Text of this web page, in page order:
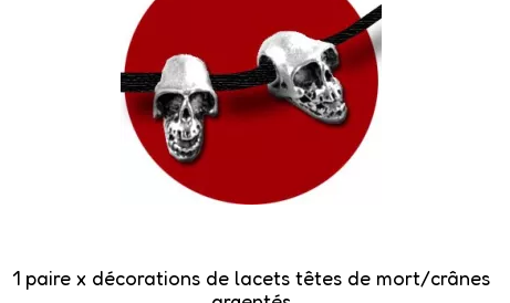
1 paire x ​décorations de lacets têtes de mort/crânes